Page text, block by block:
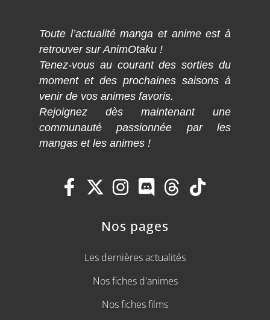
Toute l’actualité manga et anime est à
retrouver sur AnimOtaku !
Tenez-vous au courant des sorties du
moment et des prochaines saisons à
venir de vos animes favoris.
Rejoignez dès maintenant une
communauté passionnée par les
mangas et les animes !
Nos pages
Les dernières actualités
Nos fiches d'animes
Nos fiches films